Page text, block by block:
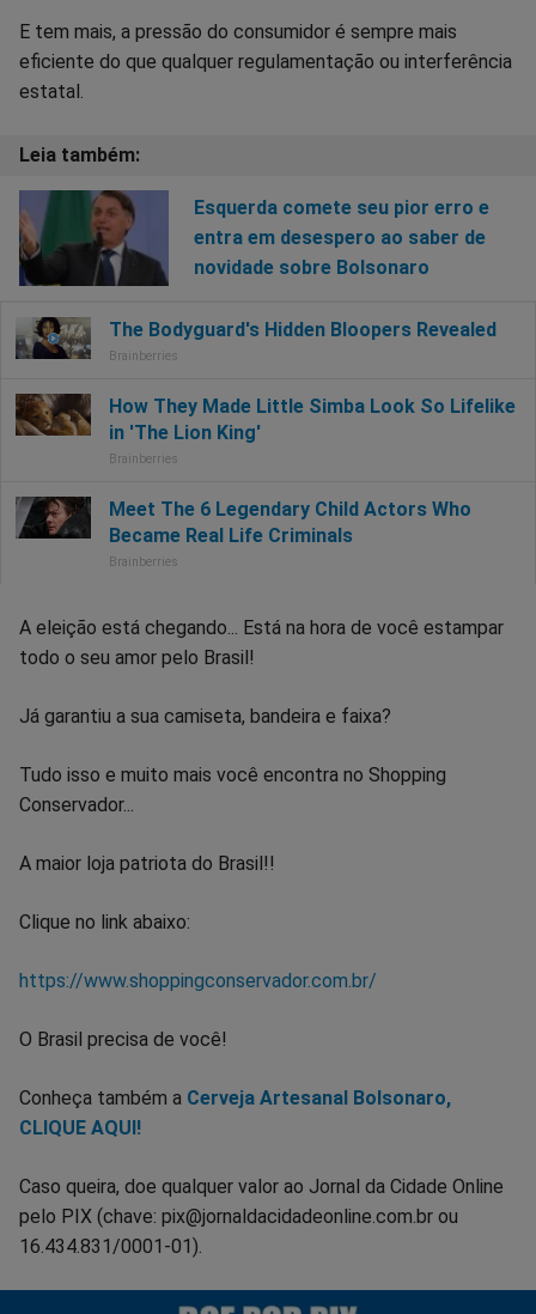
E tem mais, a pressão do consumidor é sempre mais
eficiente do que qualquer regulamentação ou interferência
estatal.
Esquerda comete seu pior erro e
entra em desespero ao saber de
novidade sobre Bolsonaro
A eleição está chegando... Está na hora de você estampar
todo o seu amor pelo Brasil!
Já garantiu a sua camiseta, bandeira e faixa?
Tudo isso e muito mais você encontra no Shopping
Conservador...
A maior loja patriota do Brasil!!
Clique no link abaixo:
https://www.shoppingconservador.com.br/
O Brasil precisa de você!
Conheça também a Cerveja Artesanal Bolsonaro,
CLIQUE AQUI!
Caso queira, doe qualquer valor ao Jornal da Cidade Online
pelo PIX (chave: pix@jornaldacidadeonline.com.br ou
16.434.831/0001-01).